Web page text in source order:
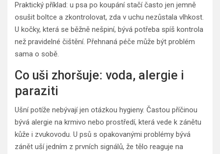
Praktický příklad: u psa po koupání stačí často jen jemně
osušit boltce a zkontrolovat, zda v uchu nezůstala vlhkost.
U kočky, která se běžně nešpiní, bývá potřeba spíš kontrola
než pravidelné čištění. Přehnaná péče může být problém
sama o sobě.
Co uši zhoršuje: voda, alergie i
paraziti
Ušní potíže nebývají jen otázkou hygieny. Častou příčinou
bývá alergie na krmivo nebo prostředí, která vede k zánětu
kůže i zvukovodu. U psů s opakovanými problémy bývá
zánět uší jedním z prvních signálů, že tělo reaguje na